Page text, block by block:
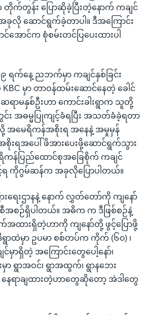
တွန်း ပြောဆိုခဲ့ပြီးတဲ့နောက် ကချင်
လို ဆောင်ရွက်ခဲ့တာပါ။ ဒီအကြောင်း
ာင်က စုံစမ်းတင်ပြပေးထားပါ
ရက်နေ့ ညဘက်မှာ ကချင်နှစ်ခြင်း
မှာ တာဝန်ထမ်းဆောင်နေတဲ့ ခေါင်
ရာမနှစ်ဦးဟာ ကောင်းခါးရွာက သူတို့
း အဓမ္မပြုကျင့်ခံရပြီး အသတ်ခံခဲ့ရတာ
အမေရိကန်အစိုးရ အနေနဲ့ အမှုမှန်
အစိုးရအပေါ် ဖိအားပေးဖို့ဆောင်ရွက်သွား
ကန်ပြည်ထောင်စုအခြေစိုက် ကချင်
ရ ကိုဂွမ်ဆန်က အခုလိုပြောပါတယ်။
းရေးဌာနနဲ့ နောက် လွှတ်တော်ကို ကျနော်
အစဉ်ရှိပါတယ်။ အဓိက က ဒီဖြစ်စဉ်နဲ့
ထားရှိတဲ့ဟာကို ကျနော်တို့ ဖွင့်ပြောဖို့
ာထဲမှာ ဥပမာ စစ်တပ်က ကိုက် (၆၀) ၊
မှာရှိတဲ့ အကြောင်းတွေပေါ့နော်၊
ာ ရွာအဝင်၊ ရွာအထွက်၊ ရွာနဘေး
ေရာချထားတဲ့ဟာတွေဆိုတော့ အဲဒါတွေ